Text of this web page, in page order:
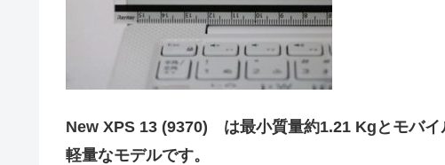
New XPS 13 (9370) は最小質量約1.21 Kgとモバ
軽量なモデルです。